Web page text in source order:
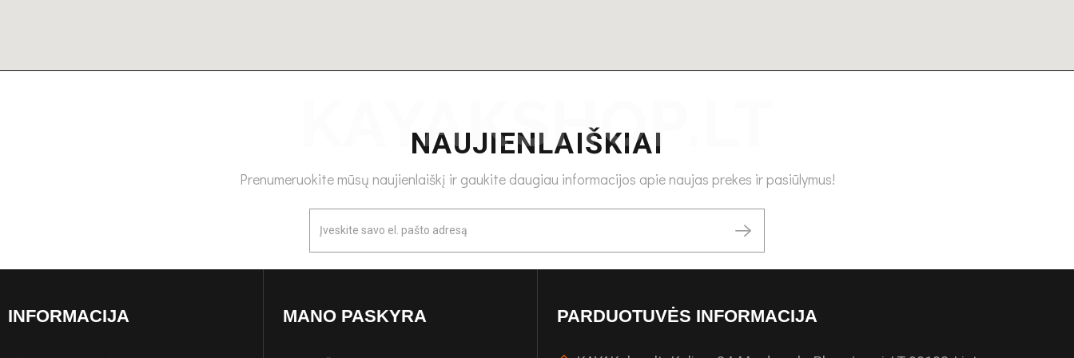
NAUJIENLAIŠKIAI
Prenumeruokite mūsų naujienlaiškį ir gaukite daugiau informacijos apie naujas prekes ir pasiūlymus!
INFORMACIJA MANO PASKYRA PARDUOTUVĖS INFORMACIJA